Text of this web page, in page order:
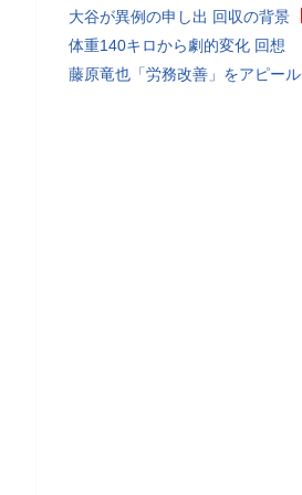
大谷が異例の申し出 回収の背景
体重140キロから劇的変化 回想
藤原竜也「労務改善」をアピール